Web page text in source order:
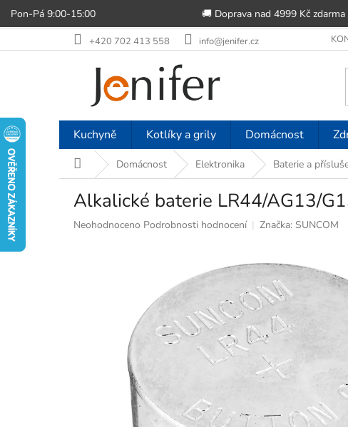
Pon-Pá 9:00-15:00 🚚 Doprava nad 4999 Kč zdarma
na
+420 702 413 558 info@jenifer.cz
Kuchyně Kotlíky a grily Domácnost
Domů Domácnost Elektronika Baterie a
Alkalické baterie LR44/AG13/
Průměrné
Neohodnoceno Podrobnosti hodnocení Značka: SUNCOM